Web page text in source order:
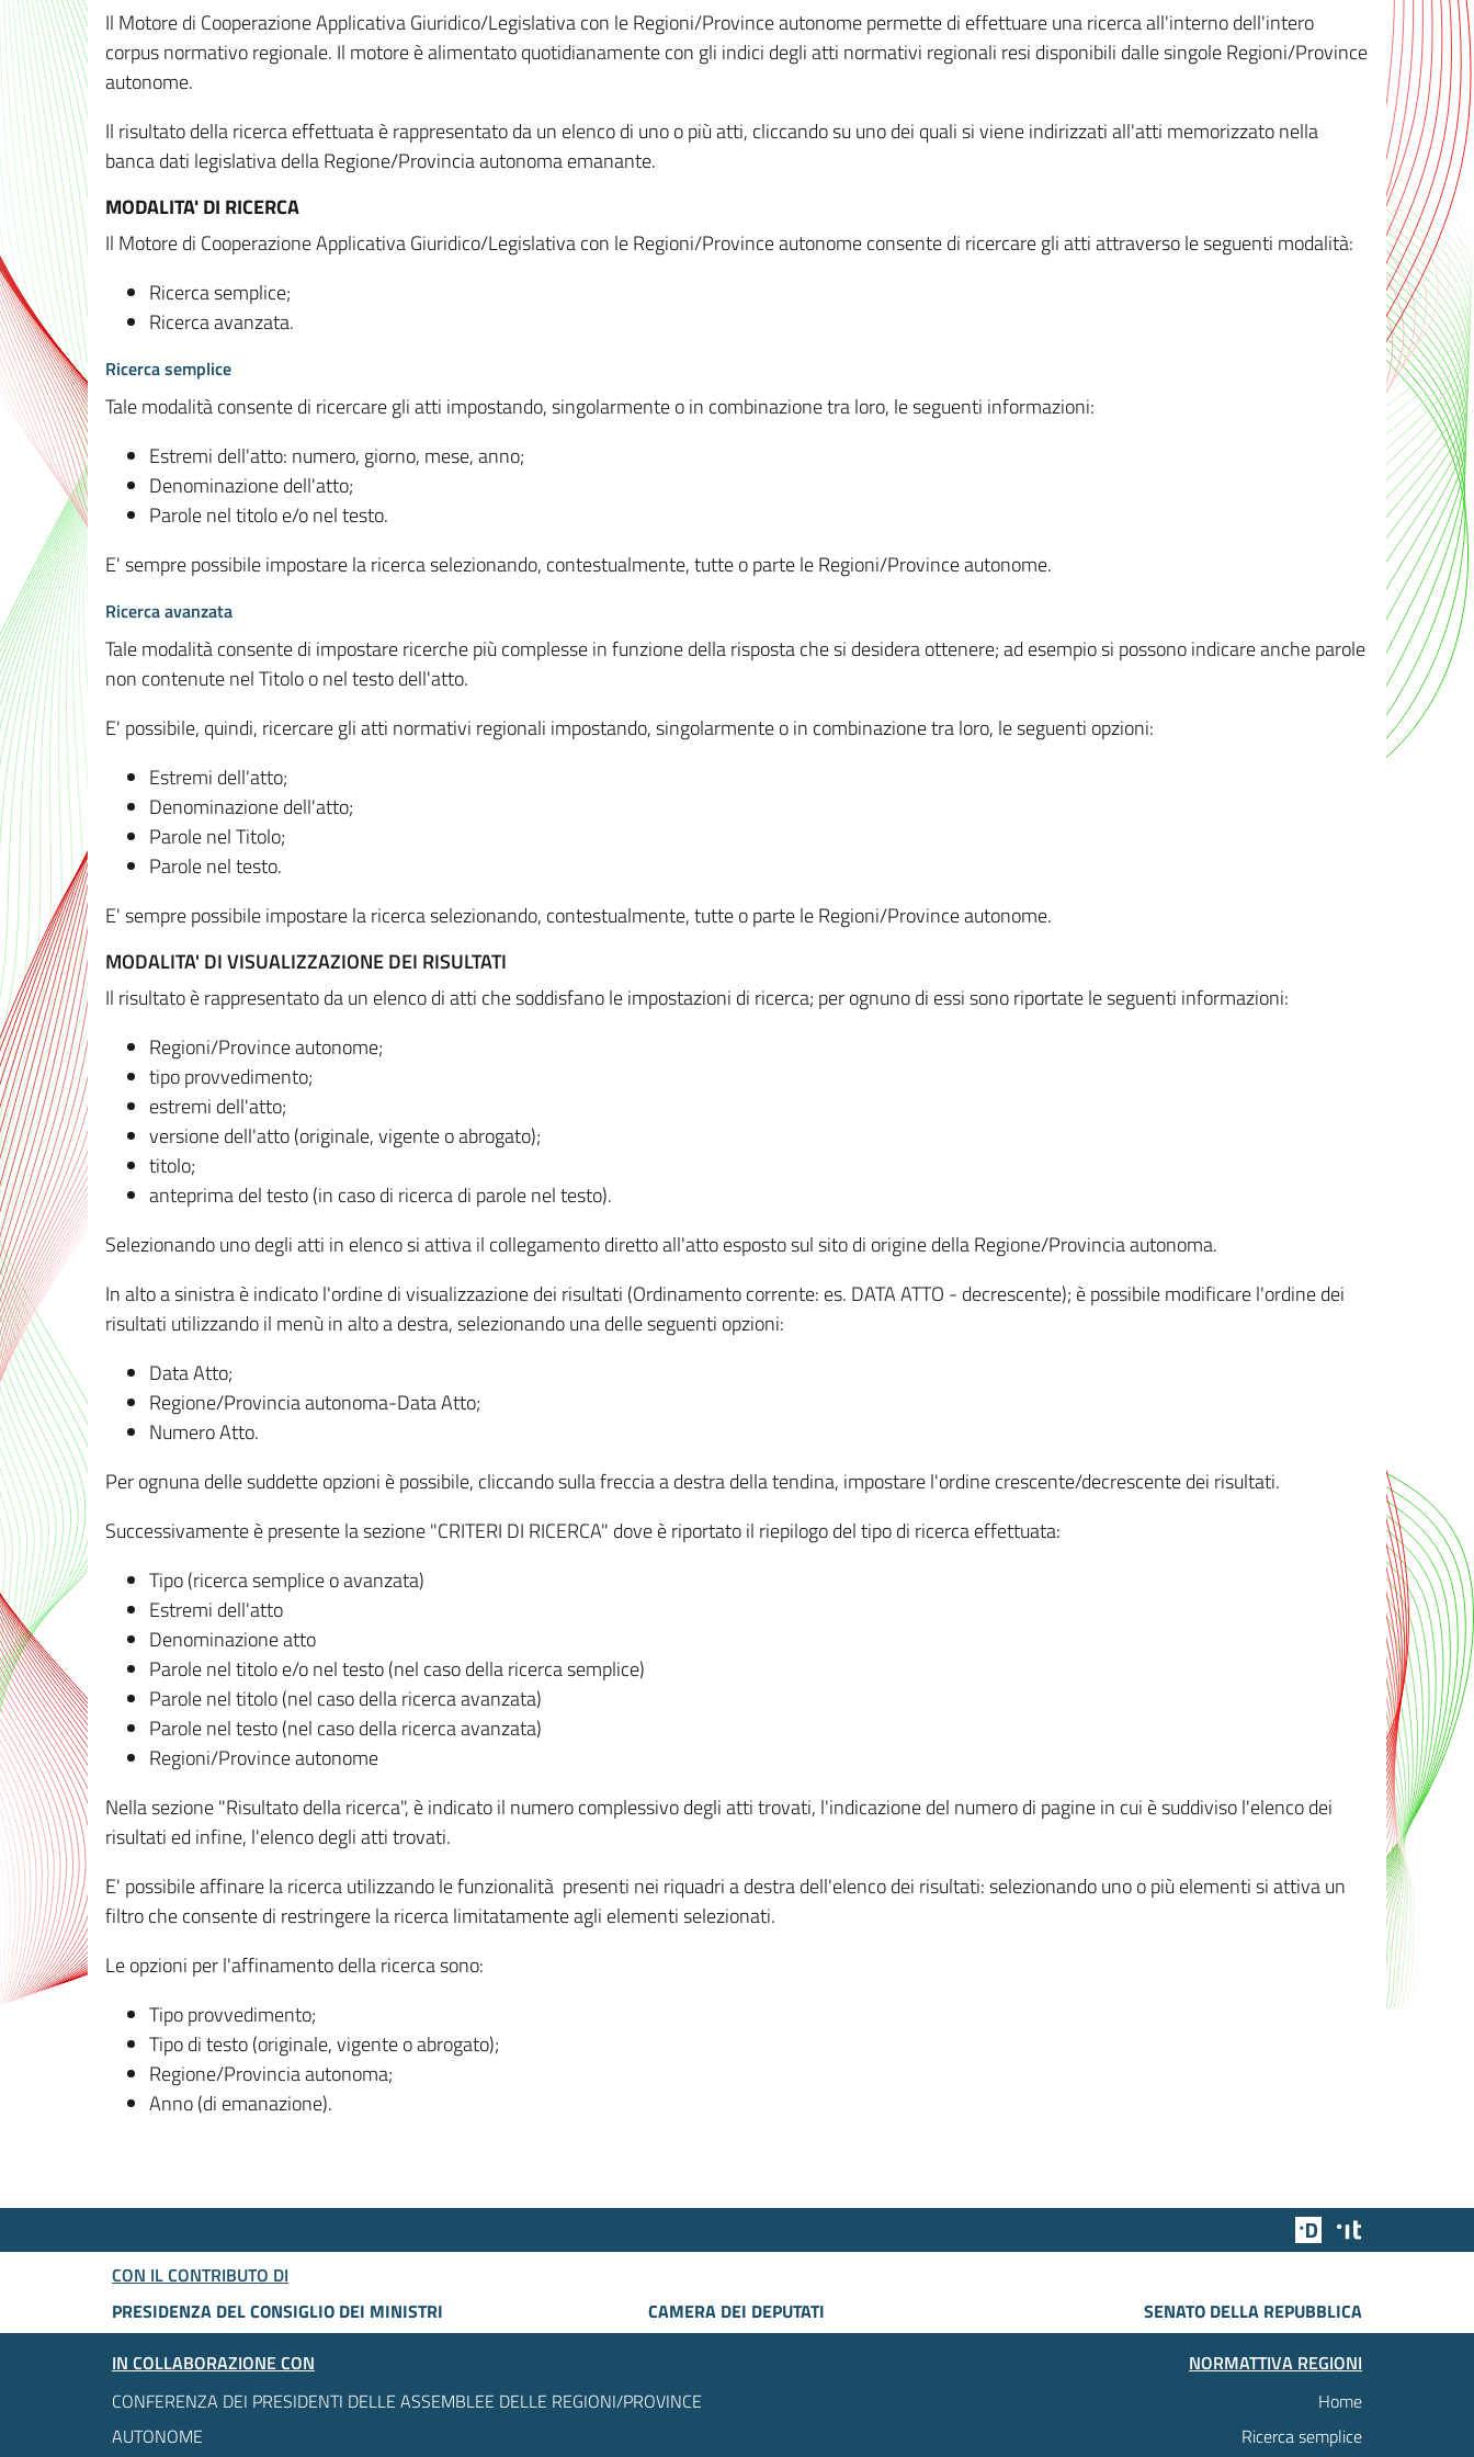
Il Motore di Cooperazione Applicativa Giuridico/Legislativa con le Regioni/Province autonome permette di effettuare una ricerca all'interno dell'intero
corpus normativo regionale. Il motore è alimentato quotidianamente con gli indici degli atti normativi regionali resi disponibili dalle singole Regioni/Province
autonome.
Il risultato della ricerca effettuata è rappresentato da un elenco di uno o più atti, cliccando su uno dei quali si viene indirizzati all'atti memorizzato nella
banca dati legislativa della Regione/Provincia autonoma emanante.
MODALITA' DI RICERCA
Il Motore di Cooperazione Applicativa Giuridico/Legislativa con le Regioni/Province autonome consente di ricercare gli atti attraverso le seguenti modalità:
Ricerca semplice;
Ricerca avanzata.
Ricerca semplice
Tale modalità consente di ricercare gli atti impostando, singolarmente o in combinazione tra loro, le seguenti informazioni:
Estremi dell'atto: numero, giorno, mese, anno;
Denominazione dell'atto;
Parole nel titolo e/o nel testo.
E' sempre possibile impostare la ricerca selezionando, contestualmente, tutte o parte le Regioni/Province autonome.
Ricerca avanzata
Tale modalità consente di impostare ricerche più complesse in funzione della risposta che si desidera ottenere; ad esempio si possono indicare anche parole
non contenute nel Titolo o nel testo dell'atto.
E' possibile, quindi, ricercare gli atti normativi regionali impostando, singolarmente o in combinazione tra loro, le seguenti opzioni:
Estremi dell'atto;
Denominazione dell'atto;
Parole nel Titolo;
Parole nel testo.
E' sempre possibile impostare la ricerca selezionando, contestualmente, tutte o parte le Regioni/Province autonome.
MODALITA' DI VISUALIZZAZIONE DEI RISULTATI
Il risultato è rappresentato da un elenco di atti che soddisfano le impostazioni di ricerca; per ognuno di essi sono riportate le seguenti informazioni:
Regioni/Province autonome;
tipo provvedimento;
estremi dell'atto;
versione dell'atto (originale, vigente o abrogato);
titolo;
anteprima del testo (in caso di ricerca di parole nel testo).
Selezionando uno degli atti in elenco si attiva il collegamento diretto all'atto esposto sul sito di origine della Regione/Provincia autonoma.
In alto a sinistra è indicato l'ordine di visualizzazione dei risultati (Ordinamento corrente: es. DATA ATTO - decrescente); è possibile modificare l'ordine dei
risultati utilizzando il menù in alto a destra, selezionando una delle seguenti opzioni:
Data Atto;
Regione/Provincia autonoma-Data Atto;
Numero Atto.
Per ognuna delle suddette opzioni è possibile, cliccando sulla freccia a destra della tendina, impostare l'ordine crescente/decrescente dei risultati.
Successivamente è presente la sezione "CRITERI DI RICERCA" dove è riportato il riepilogo del tipo di ricerca effettuata:
Tipo (ricerca semplice o avanzata)
Estremi dell'atto
Denominazione atto
Parole nel titolo e/o nel testo (nel caso della ricerca semplice)
Parole nel titolo (nel caso della ricerca avanzata)
Parole nel testo (nel caso della ricerca avanzata)
Regioni/Province autonome
Nella sezione "Risultato della ricerca", è indicato il numero complessivo degli atti trovati, l'indicazione del numero di pagine in cui è suddiviso l'elenco dei
risultati ed infine, l'elenco degli atti trovati.
E' possibile affinare la ricerca utilizzando le funzionalità presenti nei riquadri a destra dell'elenco dei risultati: selezionando uno o più elementi si attiva un
filtro che consente di restringere la ricerca limitatamente agli elementi selezionati.
Le opzioni per l'affinamento della ricerca sono:
Tipo provvedimento;
Tipo di testo (originale, vigente o abrogato);
Regione/Provincia autonoma;
Anno (di emanazione).
Team Digitale
CON IL CONTRIBUTO DI
PRESIDENZA DEL CONSIGLIO DEI MINISTRI
CAMERA DEI DEPUTATI
SENATO DELLA REPUBBLICA
IN COLLABORAZIONE CON
CONFERENZA DEI PRESIDENTI DELLE ASSEMBLEE DELLE REGIONI/PROVINCE
AUTONOME
NORMATTIVA REGIONI
Home
Ricerca semplice